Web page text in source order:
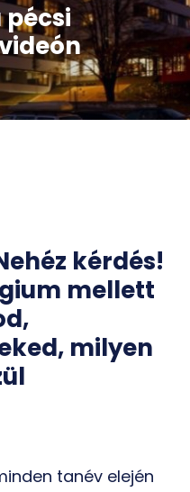
pécsi
kérdés!
mellett
milyen
tanév elején